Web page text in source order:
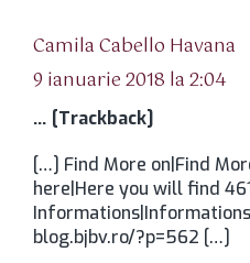
Camila Cabello Havana
9 ianuarie 2018 la 2:04
… [Trackback]
[…] Find More on|Find
here|Here you will find
blog.bjbv.ro/?p=562 […]